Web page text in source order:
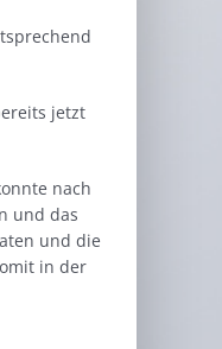
jetzt
nach
und das
und die
in der